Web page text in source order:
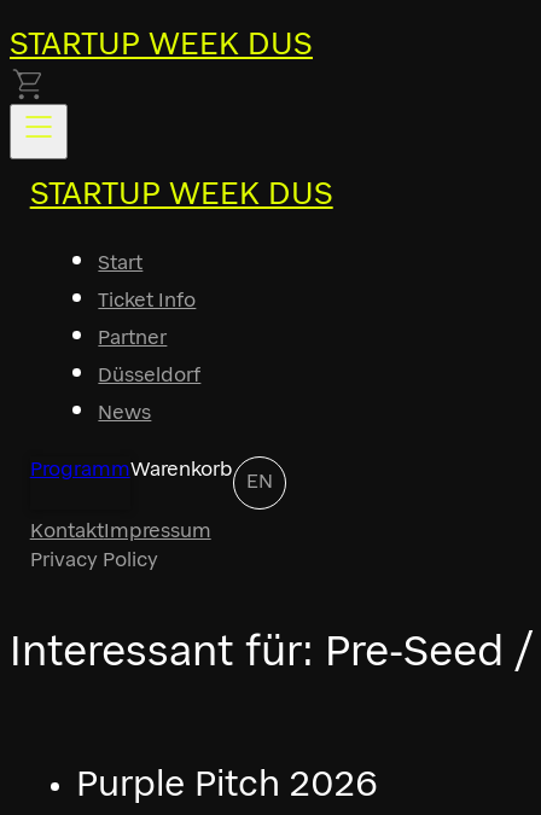
STARTUP WEEK DUS
STARTUP WEEK DUS
Start
Ticket Info
Partner
Düsseldorf
News
ProgrammWarenkorb
EN
KontaktImpressum
Privacy Policy
Interessant für: Pre-Seed
Purple Pitch 2026